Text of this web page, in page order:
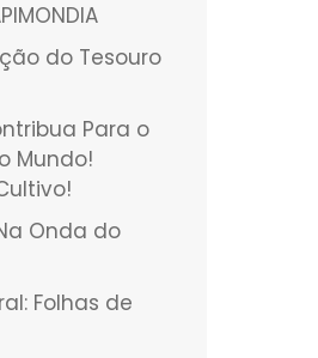
do Tesouro
Para o
Mundo!
Onda do
Folhas de